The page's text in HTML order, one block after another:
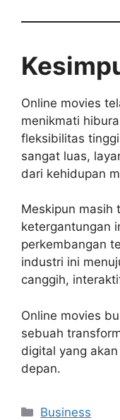
Online movies
menikmati
fleksibilitas
sangat luas,
dari kehidupan
Meskipun masih
ketergantungan
perkembangan
industri ini
canggih,
Online movies
sebuah
digital yang
depan.
Categories
Business